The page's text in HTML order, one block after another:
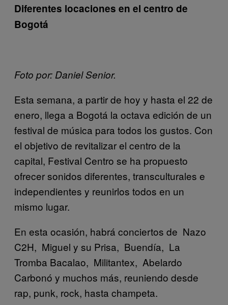
Diferentes locaciones en el centro de
Bogotá
Foto por: Daniel Senior.
Esta semana, a partir de hoy y hasta el 22 de
enero, llega a Bogotá la octava edición de un
festival de música para todos los gustos. Con
el objetivo de revitalizar el centro de la
capital, Festival Centro se ha propuesto
ofrecer sonidos diferentes, transculturales e
independientes y reunirlos todos en un
mismo lugar.
En esta ocasión, habrá conciertos de Nazo
C2H, Miguel y su Prisa, Buendía, La
Tromba Bacalao, Militantex, Abelardo
Carbonó y muchos más, reuniendo desde
rap, punk, rock, hasta champeta.